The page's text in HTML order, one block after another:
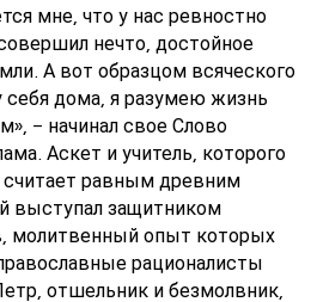
мне, что у нас ревностно
нечто, достойное
А вот образцом всяческого
дома, я разумею жизнь
- начинал свое Слово
Аскет и учитель, которого
равным древним
выступал защитником
молитвенный опыт которых
рационалисты
отшельник и безмолвник,